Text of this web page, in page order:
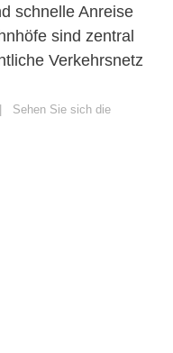
schnelle Anreise
sind zentral
Verkehrsnetz
Sehen Sie sich die